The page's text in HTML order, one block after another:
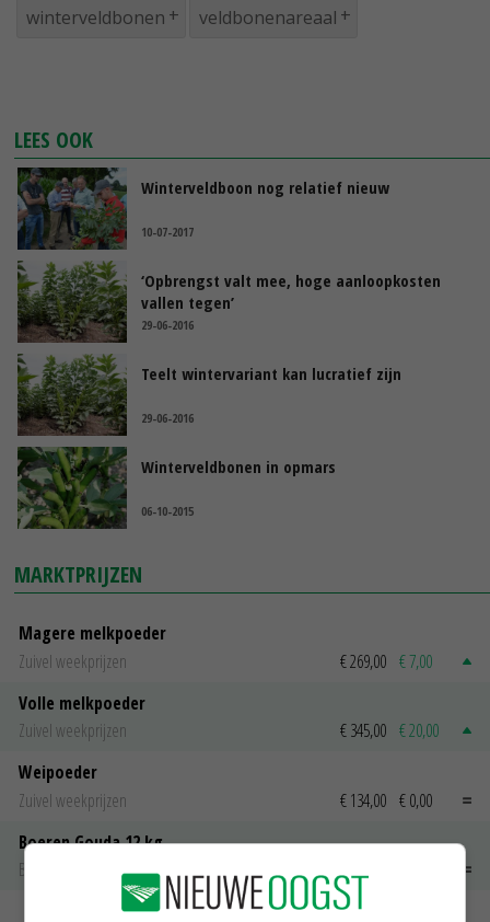
winterveldbonen veldbonenareaal
LEES OOK
Winterveldboon nog relatief nieuw
10-07-2017
‘Opbrengst valt mee, hoge aanloopkosten
vallen tegen’
29-06-2016
Teelt wintervariant kan lucratief zijn
29-06-2016
Winterveldbonen in opmars
06-10-2015
MARKTPRIJZEN
Magere melkpoeder
Zuivel weekprijzen
€ 269,00 € 7,00
Volle melkpoeder
Zuivel weekprijzen
€ 345,00 € 20,00
Weipoeder
Zuivel weekprijzen
€ 134,00 € 0,00
Boeren Gouda 12 kg
Boerenkaas
€ 6,05